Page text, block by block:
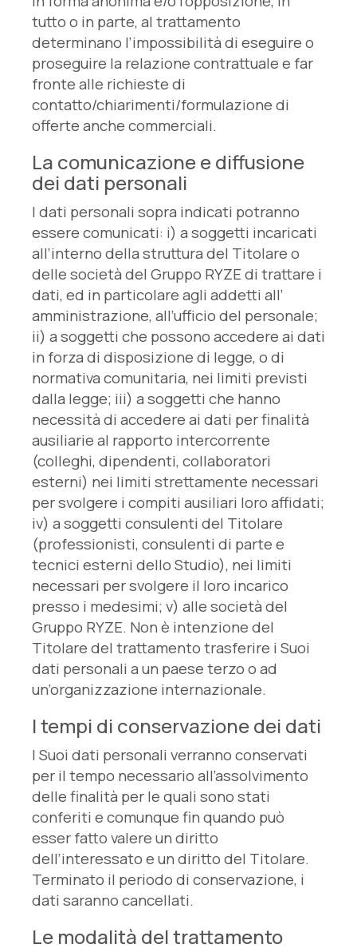
tutto o in parte, al trattamento
determinano l’impossibilità di eseguire o
proseguire la relazione contrattuale e far
fronte alle richieste di
contatto/chiarimenti/formulazione di
offerte anche commerciali.
La comunicazione e diffusione
dei dati personali
I dati personali sopra indicati potranno
essere comunicati: i) a soggetti incaricati
all’interno della struttura del Titolare o
delle società del Gruppo RYZE di trattare i
dati, ed in particolare agli addetti all’
amministrazione, all’ufficio del personale;
ii) a soggetti che possono accedere ai dati
in forza di disposizione di legge, o di
normativa comunitaria, nei limiti previsti
dalla legge; iii) a soggetti che hanno
necessità di accedere ai dati per finalità
ausiliarie al rapporto intercorrente
(colleghi, dipendenti, collaboratori
esterni) nei limiti strettamente necessari
per svolgere i compiti ausiliari loro affidati;
iv) a soggetti consulenti del Titolare
(professionisti, consulenti di parte e
tecnici esterni dello Studio), nei limiti
necessari per svolgere il loro incarico
presso i medesimi; v) alle società del
Gruppo RYZE. Non è intenzione del
Titolare del trattamento trasferire i Suoi
dati personali a un paese terzo o ad
un’organizzazione internazionale.
I tempi di conservazione dei dati
I Suoi dati personali verranno conservati
per il tempo necessario all’assolvimento
delle finalità per le quali sono stati
conferiti e comunque fin quando può
esser fatto valere un diritto
dell’interessato e un diritto del Titolare.
Terminato il periodo di conservazione, i
dati saranno cancellati.
Le modalità del trattamento